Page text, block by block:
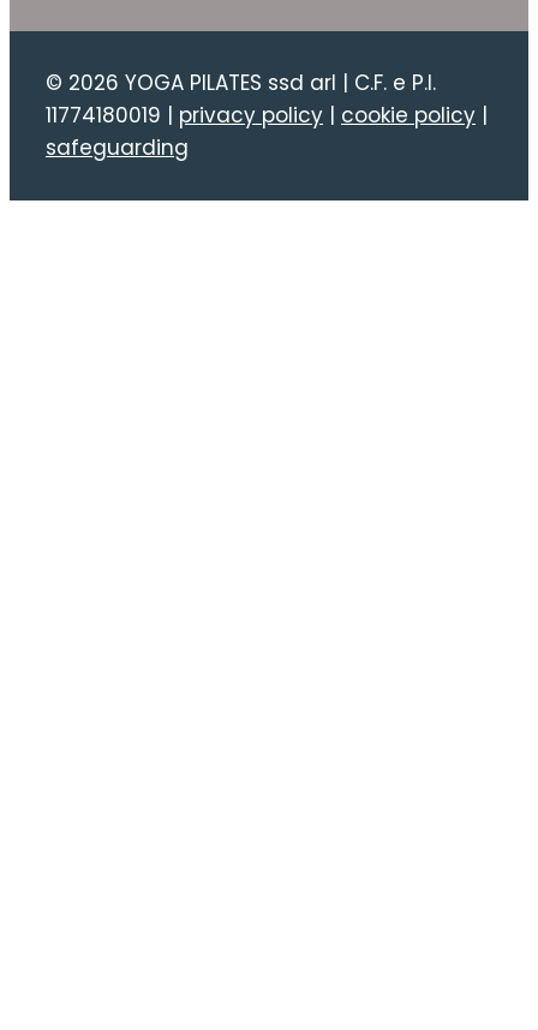
© 2026 YOGA PILATES ssd arl | C.F. e P.I.
11774180019 | privacy policy | cookie policy |
safeguarding